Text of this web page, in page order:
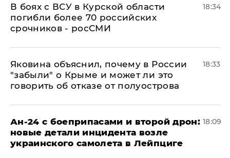
В боях с ВСУ в Курской области
погибли более 70 российских
срочников - росСМИ
18:34
Яковина объяснил, почему в России
"забыли" о Крыме и может ли это
говорить об отказе от полуострова
18:33
Ан-24 с боеприпасами и второй дрон:
новые детали инцидента возле
украинского самолета в Лейпциге
18:09